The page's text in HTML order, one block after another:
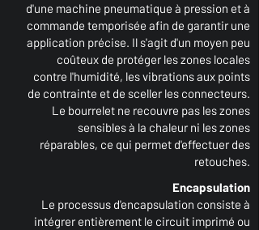
d'une machine pneumatique à pression et à
commande temporisée afin de garantir une
application précise. Il s'agit d'un moyen peu
coûteux de protéger les zones locales
contre l'humidité, les vibrations aux points
de contrainte et de sceller les connecteurs.
Le bourrelet ne recouvre pas les zones
sensibles à la chaleur ni les zones
réparables, ce qui permet d'effectuer des
retouches.
Encapsulation
Le processus d'encapsulation consiste à
intégrer entièrement le circuit imprimé ou